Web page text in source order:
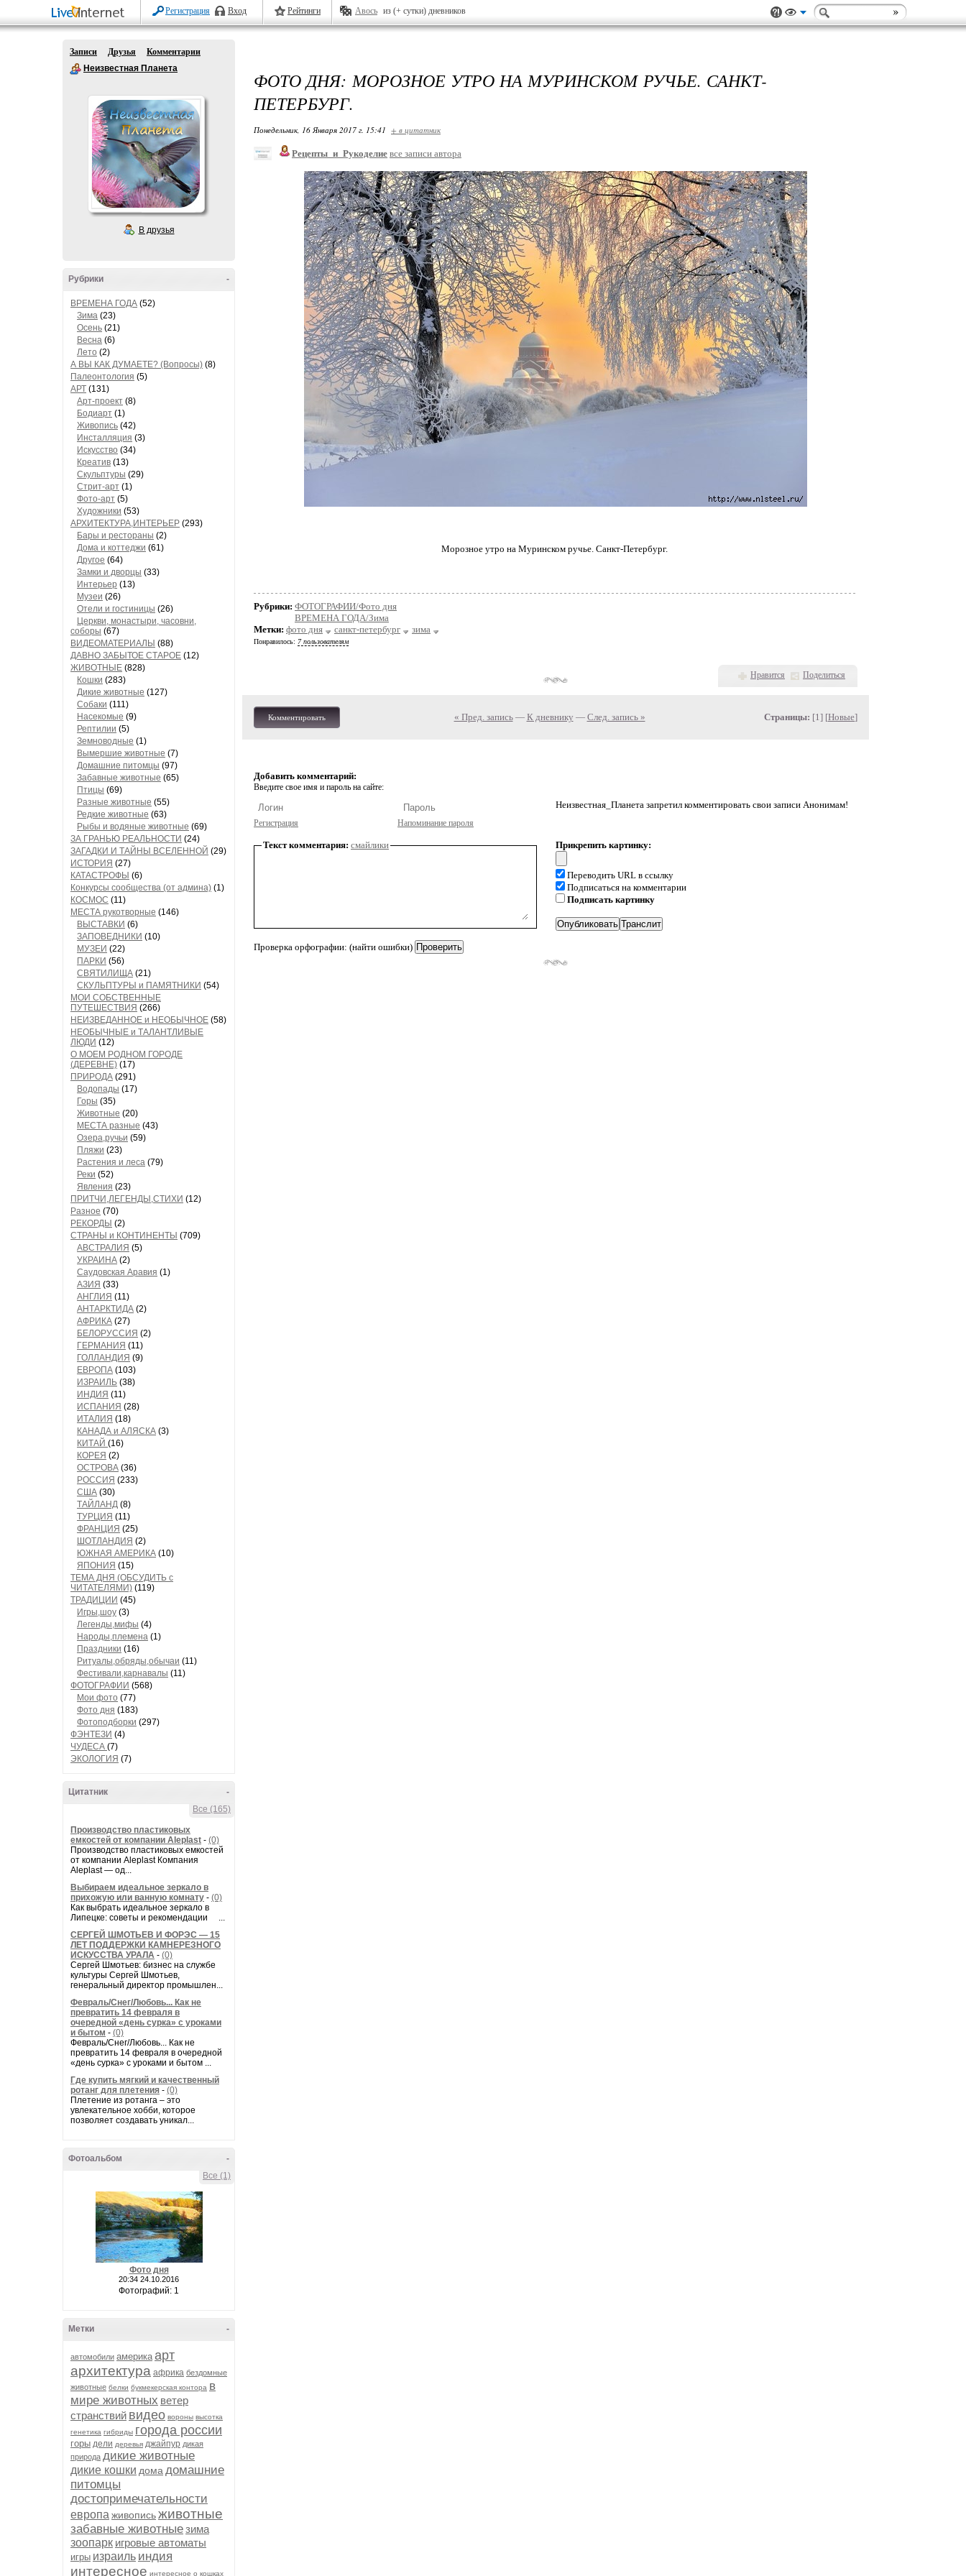
Регистрация Вход Рейтинги Авось из (+ сутки) дневников
Записи Друзья
Комментарии
Неизвестная Планета
В друзья
-
Рубрики
ВРЕМЕНА ГОДА (52)
Зима (23)
Осень (21)
Весна (6)
Лето (2)
А ВЫ КАК ДУМАЕТЕ? (Вопросы) (8)
Палеонтология (5)
АРТ (131)
Арт-проект (8)
Бодиарт (1)
Живопись (42)
Инсталляция (3)
Искусство (34)
Креатив (13)
Скульптуры (29)
Стрит-арт (1)
Фото-арт (5)
Художники (53)
АРХИТЕКТУРА,ИНТЕРЬЕР (293)
Бары и рестораны (2)
Дома и коттеджи (61)
Другое (64)
Замки и дворцы (33)
Интерьер (13)
Музеи (26)
Отели и гостиницы (26)
Церкви, монастыри, часовни,
соборы (67)
ВИДЕОМАТЕРИАЛЫ (88)
ДАВНО ЗАБЫТОЕ СТАРОЕ (12)
ЖИВОТНЫЕ (828)
Кошки (283)
Дикие животные (127)
Собаки (111)
Насекомые (9)
Рептилии (5)
Земноводные (1)
Вымершие животные (7)
Домашние питомцы (97)
Забавные животные (65)
Птицы (69)
Разные животные (55)
Редкие животные (63)
Рыбы и водяные животные (69)
ЗА ГРАНЬЮ РЕАЛЬНОСТИ (24)
ЗАГАДКИ И ТАЙНЫ ВСЕЛЕННОЙ (29)
ИСТОРИЯ (27)
КАТАСТРОФЫ (6)
Конкурсы сообщества (от админа) (1)
КОСМОС (11)
МЕСТА рукотворные (146)
ВЫСТАВКИ (6)
ЗАПОВЕДНИКИ (10)
МУЗЕИ (22)
ПАРКИ (56)
СВЯТИЛИЩА (21)
СКУЛЬПТУРЫ и ПАМЯТНИКИ (54)
МОИ СОБСТВЕННЫЕ
ПУТЕШЕСТВИЯ (266)
НЕИЗВЕДАННОЕ и НЕОБЫЧНОЕ (58)
НЕОБЫЧНЫЕ и ТАЛАНТЛИВЫЕ
ЛЮДИ (12)
О МОЕМ РОДНОМ ГОРОДЕ
(ДЕРЕВНЕ) (17)
ПРИРОДА (291)
Водопады (17)
Горы (35)
Животные (20)
МЕСТА разные (43)
Озера,ручьи (59)
Пляжи (23)
Растения и леса (79)
Реки (52)
Явления (23)
ПРИТЧИ,ЛЕГЕНДЫ,СТИХИ (12)
Разное (70)
РЕКОРДЫ (2)
СТРАНЫ и КОНТИНЕНТЫ (709)
АВСТРАЛИЯ (5)
УКРАИНА (2)
Саудовская Аравия (1)
АЗИЯ (33)
АНГЛИЯ (11)
АНТАРКТИДА (2)
АФРИКА (27)
БЕЛОРУССИЯ (2)
ГЕРМАНИЯ (11)
ГОЛЛАНДИЯ (9)
ЕВРОПА (103)
ИЗРАИЛЬ (38)
ИНДИЯ (11)
ИСПАНИЯ (28)
ИТАЛИЯ (18)
КАНАДА и АЛЯСКА (3)
КИТАЙ (16)
КОРЕЯ (2)
ОСТРОВА (36)
РОССИЯ (233)
США (30)
ТАЙЛАНД (8)
ТУРЦИЯ (11)
ФРАНЦИЯ (25)
ШОТЛАНДИЯ (2)
ЮЖНАЯ АМЕРИКА (10)
ЯПОНИЯ (15)
ТЕМА ДНЯ (ОБСУДИТЬ с
ЧИТАТЕЛЯМИ) (119)
ТРАДИЦИИ (45)
Игры,шоу (3)
Легенды,мифы (4)
Народы,племена (1)
Праздники (16)
Ритуалы,обряды,обычаи (11)
Фестивали,карнавалы (11)
ФОТОГРАФИИ (568)
Мои фото (77)
Фото дня (183)
Фотоподборки (297)
ФЭНТЕЗИ (4)
ЧУДЕСА (7)
ЭКОЛОГИЯ (7)
-
Цитатник
Все (165)
Производство пластиковых
емкостей от компании Aleplast - (0)
Производство пластиковых емкостей
от компании Aleplast Компания
Aleplast — од...
Выбираем идеальное зеркало в
прихожую или ванную комнату - (0)
Как выбрать идеальное зеркало в
Липецке: советы и рекомендации ...
СЕРГЕЙ ШМОТЬЕВ И ФОРЭС — 15
ЛЕТ ПОДДЕРЖКИ КАМНЕРЕЗНОГО
ИСКУССТВА УРАЛА - (0)
Сергей Шмотьев: бизнес на службе
культуры Сергей Шмотьев,
генеральный директор промышлен...
Февраль/Снег/Любовь... Как не
превратить 14 февраля в
очередной «день сурка» с уроками
и бытом - (0)
Февраль/Снег/Любовь... Как не
превратить 14 февраля в очередной
«день сурка» с уроками и бытом ...
Где купить мягкий и качественный
ротанг для плетения - (0)
Плетение из ротанга – это
увлекательное хобби, которое
позволяет создавать уникал...
-
Фотоальбом
Все (1)
Фото дня
20:34 24.10.2016
Фотографий: 1
-
Метки
автомобили америка арт
архитектура африка бездомные
животные белки букмекерская контора в
мире животных ветер
странствий видео вороны высотка
генетика гибриды города россии
горы дели деревья джайпур дикая
природа дикие животные
дикие кошки дома домашние
питомцы
достопримечательности
европа живописьживотные
забавные животныезима
зоопарк игровые автоматы
игры израиль индия
интересное интересное о кошках
ФОТО ДНЯ: МОРОЗНОЕ УТРО НА МУРИНСКОМ РУЧЬЕ. САНКТ-
ПЕТЕРБУРГ.
Понедельник, 16 Января 2017 г. 15:41 + в цитатник
Рецепты_и_Рукоделие все записи автора
Морозное утро на Муринском ручье. Санкт-Петербург.
Рубрики: ФОТОГРАФИИ/Фото дня
ВРЕМЕНА ГОДА/Зима
Метки: фото дня санкт-петербург зима
Понравилось: 7 пользователям
Нравится Поделиться
Комментировать « Пред. запись— К дневнику — След. запись » Страницы: [1] [Новые]
Добавить комментарий:
Введите свое имя и пароль на сайте:
Регистрация Напоминание пароля
Неизвестная_Планета запретил комментировать свои записи Анонимам!
Текст комментария: смайлики
Проверка орфографии: (найти ошибки)
Прикрепить картинку:
Переводить URL в ссылку
Подписаться на комментарии
Подписать картинку